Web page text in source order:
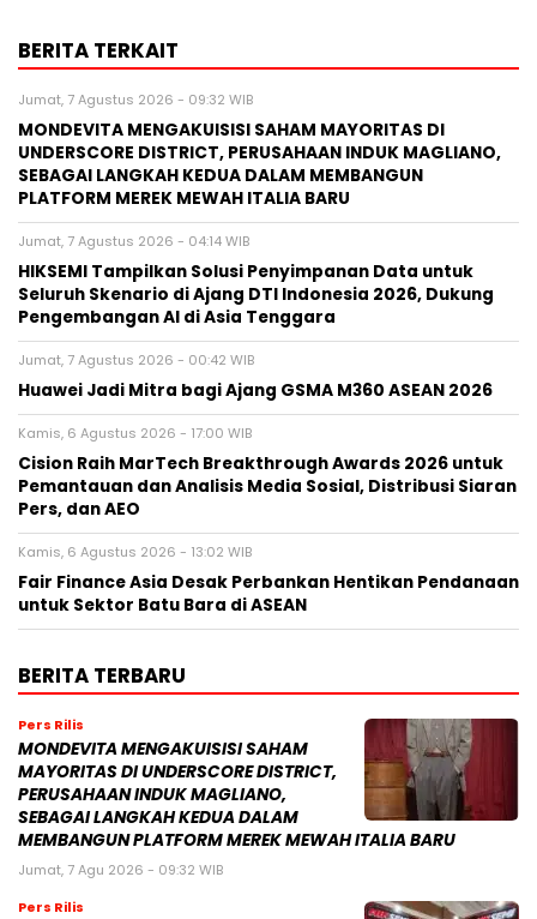
BERITA TERKAIT
Jumat, 7 Agustus 2026 - 09:32 WIB
MONDEVITA MENGAKUISISI SAHAM MAYORITAS DI
UNDERSCORE DISTRICT, PERUSAHAAN INDUK MAGLIANO,
SEBAGAI LANGKAH KEDUA DALAM MEMBANGUN
PLATFORM MEREK MEWAH ITALIA BARU
Jumat, 7 Agustus 2026 - 04:14 WIB
HIKSEMI Tampilkan Solusi Penyimpanan Data untuk
Seluruh Skenario di Ajang DTI Indonesia 2026, Dukung
Pengembangan AI di Asia Tenggara
Jumat, 7 Agustus 2026 - 00:42 WIB
Huawei Jadi Mitra bagi Ajang GSMA M360 ASEAN 2026
Kamis, 6 Agustus 2026 - 17:00 WIB
Cision Raih MarTech Breakthrough Awards 2026 untuk
Pemantauan dan Analisis Media Sosial, Distribusi Siaran
Pers, dan AEO
Kamis, 6 Agustus 2026 - 13:02 WIB
Fair Finance Asia Desak Perbankan Hentikan Pendanaan
untuk Sektor Batu Bara di ASEAN
BERITA TERBARU
Pers Rilis
MONDEVITA MENGAKUISISI SAHAM
MAYORITAS DI UNDERSCORE DISTRICT,
PERUSAHAAN INDUK MAGLIANO,
SEBAGAI LANGKAH KEDUA DALAM
MEMBANGUN PLATFORM MEREK MEWAH ITALIA BARU
Jumat, 7 Agu 2026 - 09:32 WIB
Pers Rilis